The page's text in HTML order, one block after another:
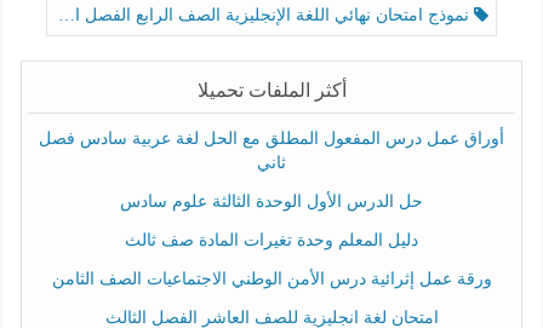
نموذج امتحان نهائي اللغة الإنجليزية الصف الرابع الفصل الثالث
أكثر الملفات تحميلا
أوراق عمل درس المفعول المطلق مع الحل لغة عربية سادس فصل
ثاني
حل الدرس الأول الوحدة الثالثة علوم سادس
دليل المعلم وحدة تغيرات المادة صف ثالث
ورقة عمل إثرائية درس الأمن الوطني الاجتماعيات الصف الثامن
امتحان لغة انجليزية للصف العاشر الفصل الثالث